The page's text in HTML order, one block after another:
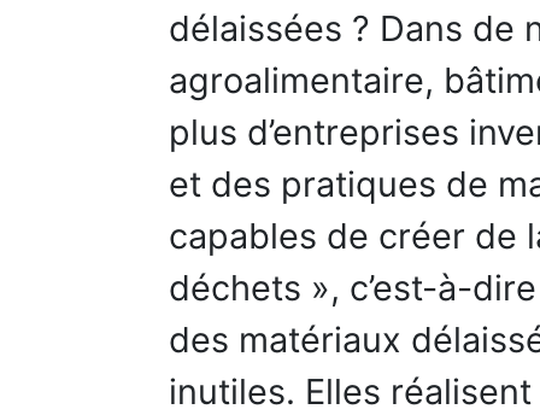
délaissées ? Dans de
agroalimentaire,
plus d’entreprises
et des pratiques de
capables de créer de
déchets », c’est-à-
des matériaux
inutiles. Elles